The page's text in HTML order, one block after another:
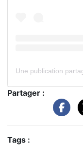
Partager :
Tags :